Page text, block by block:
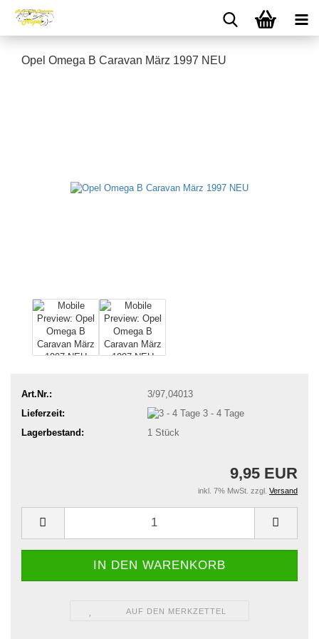
Opel Omega B Caravan März 1997 NEU
Art.Nr.:
3/97,04013
Lieferzeit:
3 - 4 Tage
Lagerbestand:
1 Stück
9,95 EUR
inkl. 7% MwSt. zzgl. Versand
AUF DEN MERKZETTEL